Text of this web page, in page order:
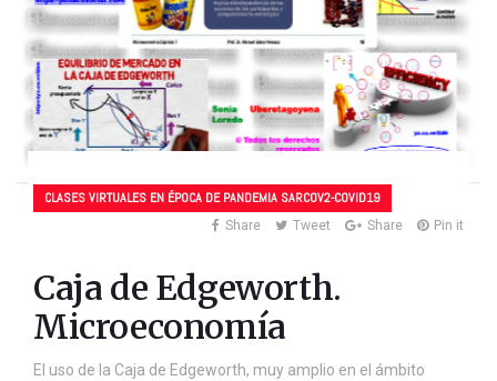
CLASES VIRTUALES EN ÉPOCA DE PANDEMIA SARCOV2-COVID19
Share Tweet Share Pin it
Caja de Edgeworth.
Microeconomía
El uso de la Caja de Edgeworth, muy amplio en el ámbito